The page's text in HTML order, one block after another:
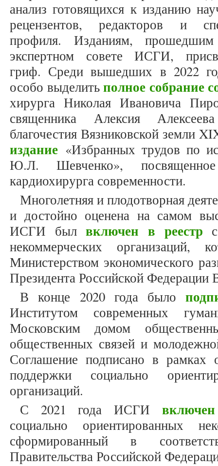
анализ готовящихся к изданию
рецензентов, редакторов и
профиля. Изданиям,
экспертном совете ИСГИ,
гриф. Среди вышедших в 2022
особо выделитьполное собрание
хирурга Николая Ивановича
священника Алексия
благочестия Вязниковской земли
издание «Избранных трудов по
Ю.Л. Шевченко»,
кардиохирурга современности.
Многолетняя и плодотворная
и достойно оценена на самом
ИСГИ былвключен в реестр
некоммерческих организаций,
Министерством экономического
Президента Российской
В конце 2020 года было
Институтом современных
Московским домом
общественных связей и
Соглашение подписано в рамках
поддержки социально
организаций.
С 2021 года ИСГИ
социально ориентированных
сформированный в
Правительства Российской